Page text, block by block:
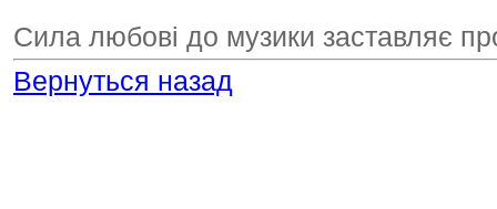
Сила любові до музики заставляє
Вернуться назад